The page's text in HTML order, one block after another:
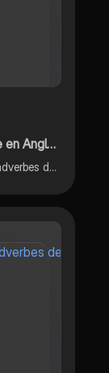
Anglais.
Vous allez voir à travers cette fiche, les adverbes de fréquence utilisable en Anglais.